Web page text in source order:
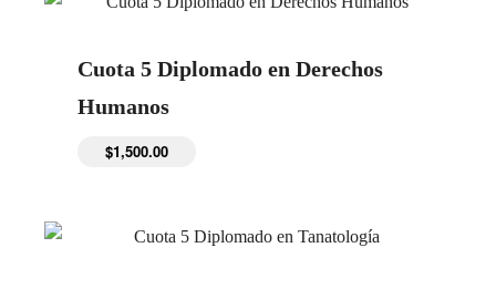
Cuota 5 Diplomado en Derechos
Humanos
$1,500.00